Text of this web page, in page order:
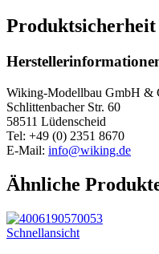
Produktsicherheit
Wiking-Modellbau GmbH &
Schlittenbacher Str. 60
58511 Lüdenscheid
Tel: +49 (0) 2351 8670
E-Mail: info@wiking.de
Ähnliche
Schnellansicht